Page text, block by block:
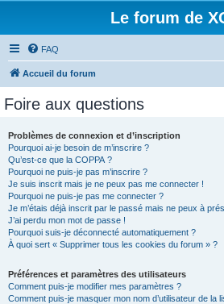
Le forum de
FAQ
Accueil du forum
Foire aux questions
Problèmes de connexion et d’inscription
Pourquoi ai-je besoin de m’inscrire ?
Qu’est-ce que la COPPA ?
Pourquoi ne puis-je pas m’inscrire ?
Je suis inscrit mais je ne peux pas me connecter !
Pourquoi ne puis-je pas me connecter ?
Je m’étais déjà inscrit par le passé mais ne peux à
J’ai perdu mon mot de passe !
Pourquoi suis-je déconnecté automatiquement ?
À quoi sert « Supprimer tous les cookies du forum » ?
Préférences et paramètres des utilisateurs
Comment puis-je modifier mes paramètres ?
Comment puis-je masquer mon nom d’utilisateur de la